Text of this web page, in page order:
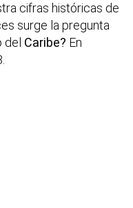
cifras históricas de
surge la pregunta
Caribe? En